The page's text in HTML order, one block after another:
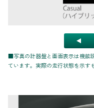
■写真の計器盤と画面表示は機能
ています。実際の走行状態を示す